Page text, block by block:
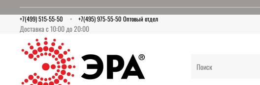
Доставка с 10:00 до 20:00
+7(499) 515-55-50 +7(495) 975-55-50 Оптовый отдел